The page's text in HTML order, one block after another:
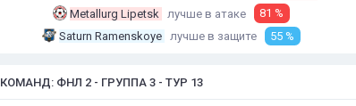
Metallurg Lipetsk
лучше в атаке
81 %
Saturn Ramenskoye лучше в защите 55 %
ФНЛ 2 - ГРУППА 3 - ТУР 13